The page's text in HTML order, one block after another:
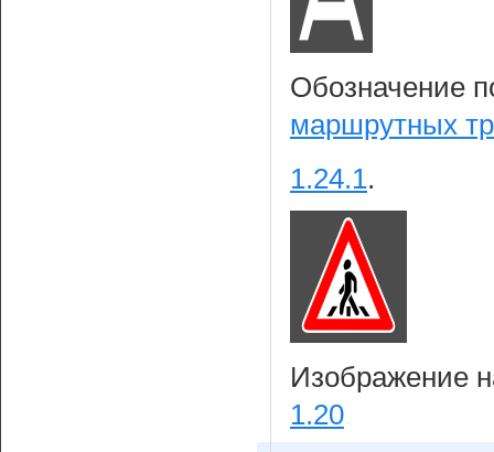
Обозначение
маршрутных
1.24.1.
Изображение
1.20